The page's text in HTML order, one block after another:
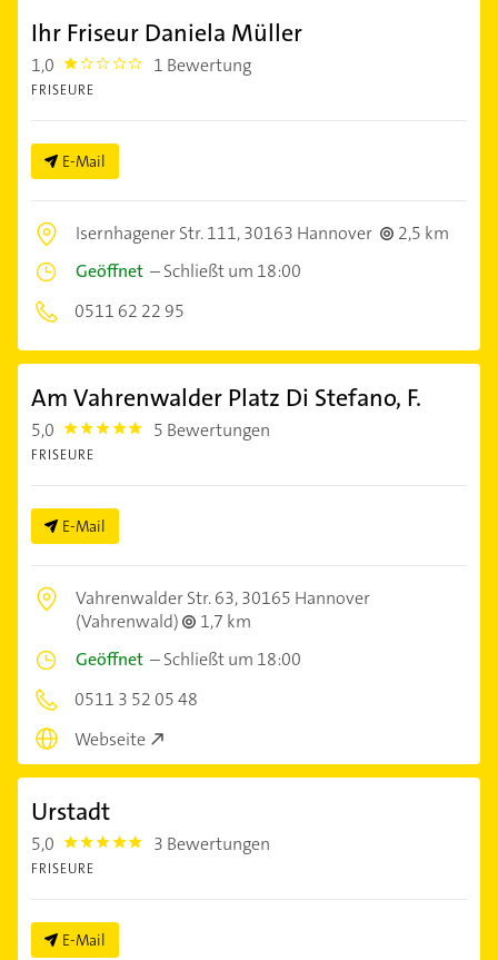
Ihr Friseur Daniela Müller
1,0 1.0 1 Bewertung
FRISEURE
E-Mail
Isernhagener Str. 111,30163 Hannover
2,5 km
Geöffnet –Schließt um 18:00
0511 62 22 95
Am Vahrenwalder Platz Di Stefano, F.
5,0 5.0 5 Bewertungen
FRISEURE
E-Mail
Vahrenwalder Str. 63,30165 Hannover
(Vahrenwald)
1,7 km
Geöffnet –Schließt um 18:00
0511 3 52 05 48
Webseite
Urstadt
5,0 5.0 3 Bewertungen
FRISEURE
E-Mail